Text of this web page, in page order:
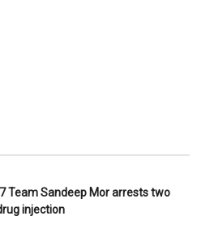
Team Sandeep Mor arrests two
injection